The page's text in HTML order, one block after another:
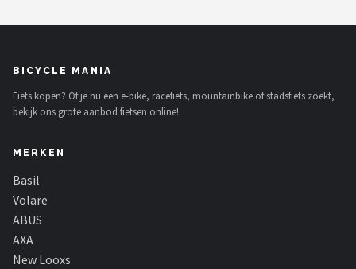
BICYCLE MANIA
Fiets kopen? Of je nu een e-bike, racefiets, mountainbike of stadsfiets zoekt,
bekijk ons grote aanbod fietsen online!
MERKEN
Basil
Volare
ABUS
AXA
New Looxs